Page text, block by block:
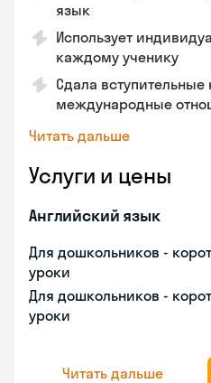
язык
Использует
каждому ученику
Сдала
международные
Читать дальше
Услуги и цены
Английский язык
Для дошкольников -
уроки
Для дошкольников -
уроки
Читать дальше